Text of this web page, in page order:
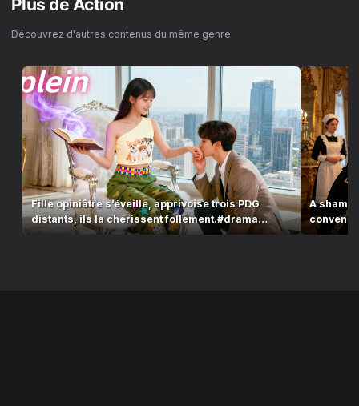
Plus de Action
Découvrez d'autres contenus du même genre
Fille opiniâtre s’éveille, apprivoise trois PDG
distants, ils la chérissent follement.#drama
A sham
sai...